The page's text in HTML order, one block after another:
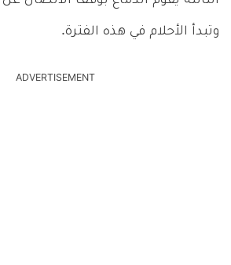
وتبدأ الأحلام في هذه الفترة.
ADVERTISEMENT